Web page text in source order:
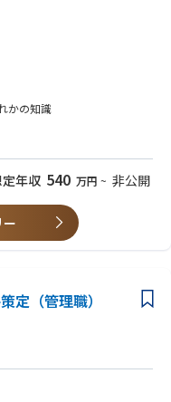
面改質、接合等)技術の開
ち上げ
御、研磨、接合
材料という急成長分野にお
す。
ます。
経験を積んだ後、
を想定しています。
かの知識
、半導体ウエハの研磨・洗浄
年収 540 万円 ~ 非公開
定（管理職）